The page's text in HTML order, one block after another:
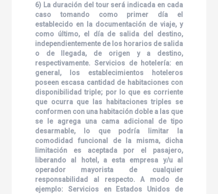
6) La duración del tour será indicada en cada
caso tomando como primer día el
establecido en la documentación de viaje, y
como último, el día de salida del destino,
independientemente de los horarios de salida
o de llegada, de origen y a destino,
respectivamente. Servicios de hotelería: en
general, los establecimientos hoteleros
poseen escasa cantidad de habitaciones con
disponibilidad triple; por lo que es corriente
que ocurra que las habitaciones triples se
conformen con una habitación doble a las que
se le agrega una cama adicional de tipo
desarmable, lo que podría limitar la
comodidad funcional de la misma, dicha
limitación es aceptada por el pasajero,
liberando al hotel, a esta empresa y/u al
operador mayorista de cualquier
responsabilidad al respecto. A modo de
ejemplo: Servicios en Estados Unidos de